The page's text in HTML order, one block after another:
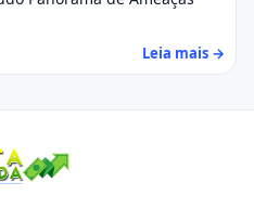
Leia mais →